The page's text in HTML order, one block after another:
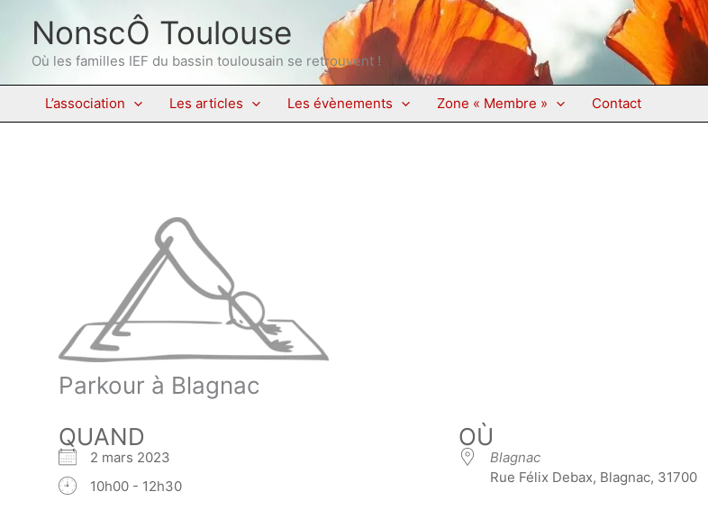
contenu
NonscÔ Toulouse
Où les familles IEF du bassin toulousain se retrouvent !
L’association Les articles Les évènements Zone « Membre » Contact
Parkour à Blagnac
QUAND
2 mars 2023
10h00 - 12h30
OÙ
Blagnac
Rue Félix Debax, Blagnac, 31700